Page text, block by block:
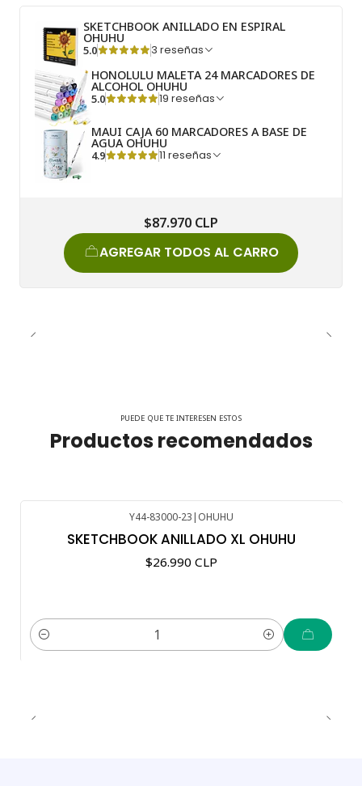
SKETCHBOOK ANILLADO EN ESPIRAL
OHUHU
5.0 3 reseñas
HONOLULU MALETA 24 MARCADORES DE
ALCOHOL OHUHU
5.0 19 reseñas
MAUI CAJA 60 MARCADORES A BASE DE
AGUA OHUHU
4.9 11 reseñas
$87.970 CLP
AGREGAR TODOS AL CARRO
PUEDE QUE TE INTERESEN ESTOS
Productos recomendados
Y44-83000-23| OHUHU
SKETCHBOOK ANILLADO XL OHUHU
$26.990 CLP
Cantidad